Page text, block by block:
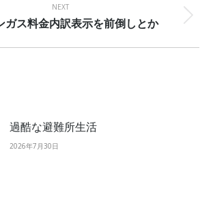
NEXT
Next
ガス料金内訳表示を前倒しとか
過酷な避難所生活
2026年7月30日